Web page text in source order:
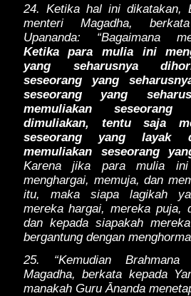
24. Ketika hal ini dikatakan,
menteri Magadha,
Upananda: “Bagaimana
Ketika para mulia ini
yang seharusnya
seseorang yang
seseorang yang
memuliakan seseorang
dimuliakan, tentu saja
seseorang yang
memuliakan seseorang
Karena jika para mulia ini
menghargai, memuja, dan
itu, maka siapa lagikah
mereka hargai, mereka puja,
dan kepada siapakah
bergantung dengan
25. “Kemudian Brahmana
Magadha, berkata kepada
manakah Guru Ānanda